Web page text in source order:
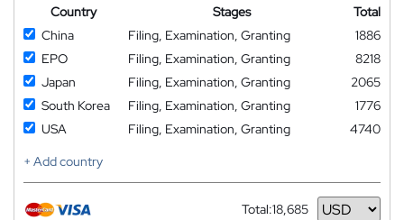
Country
Stages
Total
China
Filing, Examination, Granting
1886
EPO
Filing, Examination, Granting
8218
Japan
Filing, Examination, Granting
2065
South Korea
Filing, Examination, Granting
1776
USA
Filing, Examination, Granting
4740
+ Add country
Total:18,685
Currency